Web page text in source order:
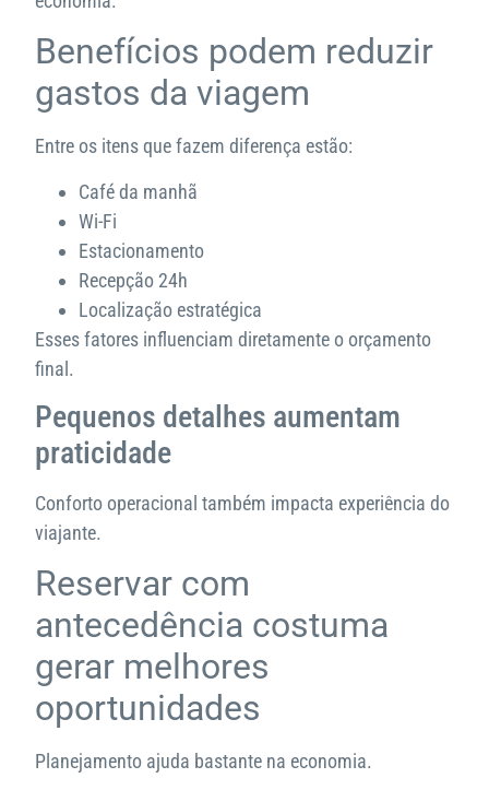
Benefícios podem reduzir
gastos da viagem
Entre os itens que fazem diferença estão:
Café da manhã
Wi-Fi
Estacionamento
Recepção 24h
Localização estratégica
Esses fatores influenciam diretamente o orçamento
final.
Pequenos detalhes aumentam
praticidade
Conforto operacional também impacta experiência do
viajante.
Reservar com
antecedência costuma
gerar melhores
oportunidades
Planejamento ajuda bastante na economia.